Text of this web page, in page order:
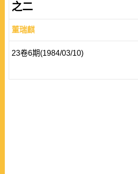
之二
董瑞麒
23卷6期(1984/03/10)